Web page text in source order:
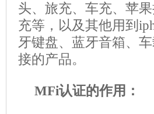
头、旅充、车充、苹
充等，以及其他用到
牙键盘、蓝牙音箱、
接的产品。
MFi认证的作用：